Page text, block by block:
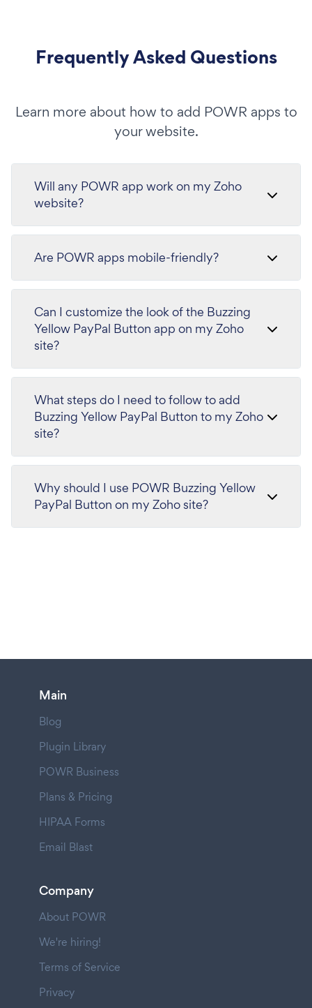
Frequently Asked Questions
Learn more about how to add POWR apps to
your website.
Will any POWR app work on my Zoho
website?
Are POWR apps mobile-friendly?
Can I customize the look of the Buzzing
Yellow PayPal Button app on my Zoho
site?
What steps do I need to follow to add
Buzzing Yellow PayPal Button to my Zoho
site?
Why should I use POWR Buzzing Yellow
PayPal Button on my Zoho site?
Main
Blog
Plugin Library
POWR Business
Plans & Pricing
HIPAA Forms
Email Blast
Company
About POWR
We're hiring!
Terms of Service
Privacy